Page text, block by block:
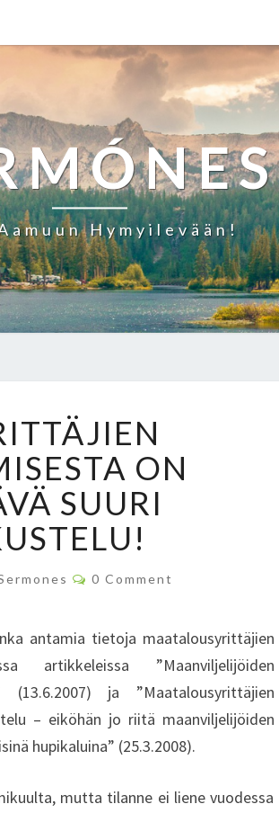
Hymyilevään!
ON
SUURI
C
O
N
T
S
0 Comment
antamia tietoja maatalousyrittäjien
artikkeleissa ”Maanviljelijöiden
ja ”Maatalousyrittäjien
– eiköhän jo riitä maanviljelijöiden
hupikaluina” (25.3.2008).
mutta tilanne ei liene vuodessa